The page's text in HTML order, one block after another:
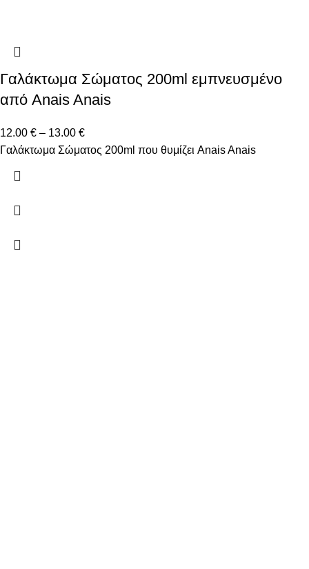
Γαλάκτωμα Σώματος 200ml εμπνευσμένο
από Anais Anais
12.00 € – 13.00 €
Γαλάκτωμα Σώματος 200ml που θυμίζει Anais Anais